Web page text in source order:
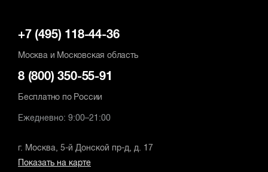
+7 (495) 118-44-36
Москва и Московская область
8 (800) 350-55-91
Бесплатно по России
Ежедневно: 9:00–21:00
г. Москва, 5-й Донской пр-д, д. 17
Показать на карте